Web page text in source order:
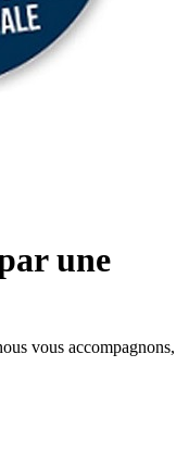
une
vous accompagnons,